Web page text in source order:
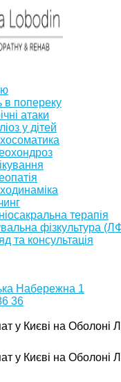
в попереку
атаки
у дітей
терапія
фізкультура
та консультація
Набережна 1
36